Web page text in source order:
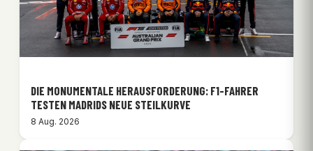
DIE MONUMENTALE HERAUSFORDERUNG: F1-FAHRER
TESTEN MADRIDS NEUE STEILKURVE
8 Aug. 2026